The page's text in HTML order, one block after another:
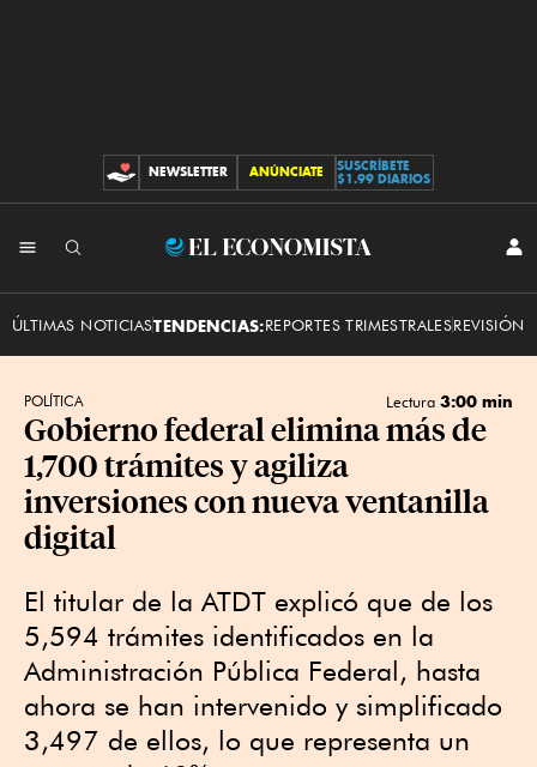
CONTRIBUCIONES
NEWSLETTER ANÚNCIATE
SUSCRÍBETE
$1.99 DIARIOS
El
ÚLTIMAS NOTICIASTENDENCIAS:REPORTES TRIMESTRALESREVISIÓN
POLÍTICA Lectura 3:00 min
Gobierno federal elimina más de
1,700 trámites y agiliza
inversiones con nueva ventanilla
digital
El titular de la ATDT explicó que de los
5,594 trámites identificados en la
Administración Pública Federal, hasta
ahora se han intervenido y simplificado
3,497 de ellos, lo que representa un